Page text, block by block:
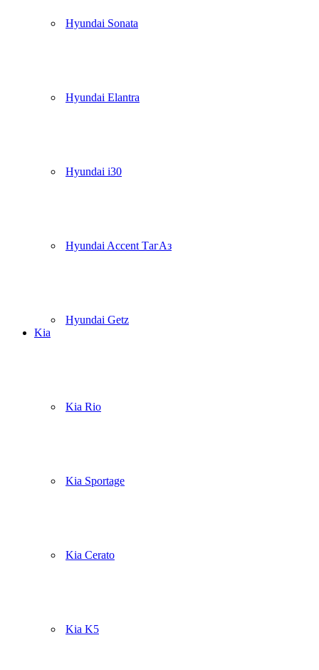
Hyundai Sonata
Hyundai Elantra
Hyundai i30
Hyundai Accent ТагАз
Hyundai Getz
Kia
Kia Rio
Kia Sportage
Kia Cerato
Kia K5